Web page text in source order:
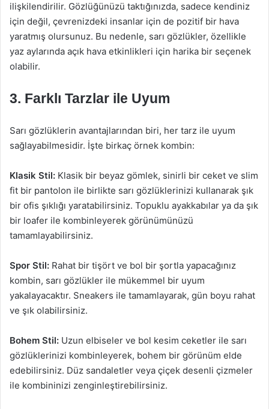
ilişkilendirilir. Gözlüğünüzü taktığınızda, sadece kendiniz
için değil, çevrenizdeki insanlar için de pozitif bir hava
yaratmış olursunuz. Bu nedenle, sarı gözlükler, özellikle
yaz aylarında açık hava etkinlikleri için harika bir seçenek
olabilir.
3. Farklı Tarzlar ile Uyum
Sarı gözlüklerin avantajlarından biri, her tarz ile uyum
sağlayabilmesidir. İşte birkaç örnek kombin:
Klasik Stil: Klasik bir beyaz gömlek, sinirli bir ceket ve slim
fit bir pantolon ile birlikte sarı gözlüklerinizi kullanarak şık
bir ofis şıklığı yaratabilirsiniz. Topuklu ayakkabılar ya da şık
bir loafer ile kombinleyerek görünümünüzü
tamamlayabilirsiniz.
Spor Stil: Rahat bir tişört ve bol bir şortla yapacağınız
kombin, sarı gözlükler ile mükemmel bir uyum
yakalayacaktır. Sneakers ile tamamlayarak, gün boyu rahat
ve şık olabilirsiniz.
Bohem Stil: Uzun elbiseler ve bol kesim ceketler ile sarı
gözlüklerinizi kombinleyerek, bohem bir görünüm elde
edebilirsiniz. Düz sandaletler veya çiçek desenli çizmeler
ile kombininizi zenginleştirebilirsiniz.